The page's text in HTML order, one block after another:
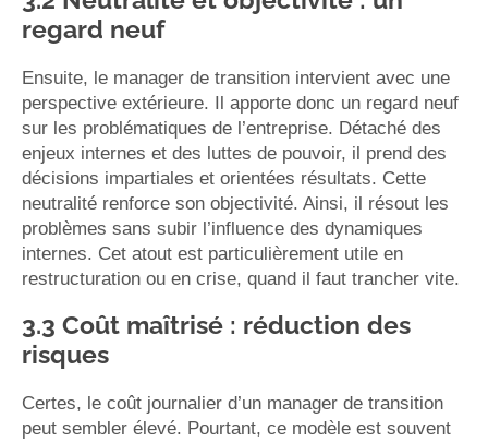
regard neuf
Ensuite, le manager de transition intervient avec une
perspective extérieure. Il apporte donc un regard neuf
sur les problématiques de l’entreprise. Détaché des
enjeux internes et des luttes de pouvoir, il prend des
décisions impartiales et orientées résultats. Cette
neutralité renforce son objectivité. Ainsi, il résout les
problèmes sans subir l’influence des dynamiques
internes. Cet atout est particulièrement utile en
restructuration ou en crise, quand il faut trancher vite.
3.3 Coût maîtrisé : réduction des
risques
Certes, le coût journalier d’un manager de transition
peut sembler élevé. Pourtant, ce modèle est souvent